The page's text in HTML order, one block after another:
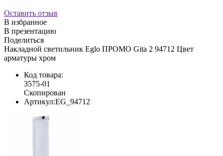
Оставить отзыв
В избранное
В презентацию
Поделиться
Накладной светильник Eglo ПРОМО Gita 2 94712 Цвет
арматуры хром
Код товара:
3575-01
Скопирован
Артикул:EG_94712